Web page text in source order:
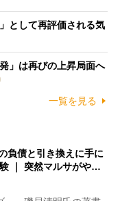
として再評価される気
」は再びの上昇局面へ
一覧を見る
負債と引き換えに手に
｜ 突然マルサがや…